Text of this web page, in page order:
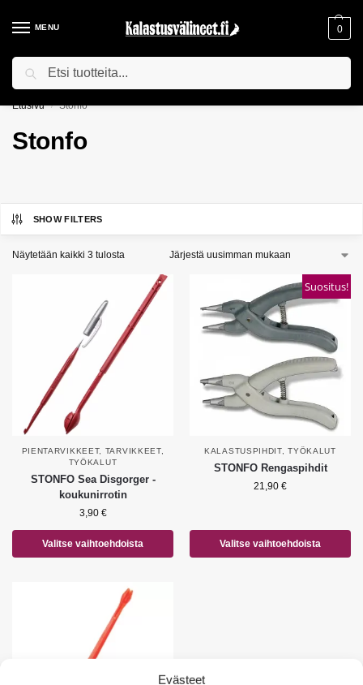
Evästeet
MENU 0
ILMAINEN TOIMITUS YLI 75€ TILAUKSILLE!
Etusivu / Stonfo
Stonfo
SHOW FILTERS
Näytetään kaikki 3 tulosta
PIENTARVIKKEET, TARVIKKEET,
TYÖKALUT
STONFO Sea Disgorger -
koukunirrotin
3,90 €
Valitse vaihtoehdoista
Suositus!
KALASTUSPIHDIT,TYÖKALUT
STONFO Rengaspihdit
21,90 €
Valitse vaihtoehdoista